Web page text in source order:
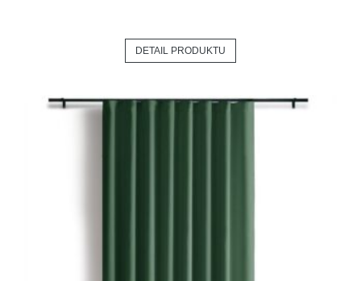
DETAIL PRODUKTU